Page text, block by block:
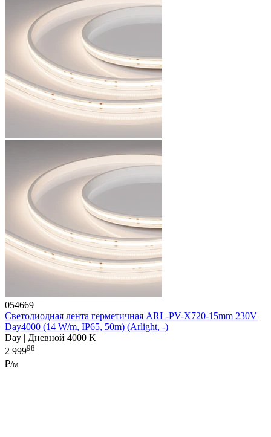
054669
Светодиодная лента герметичная ARL-PV-X720-15mm 230V
Day4000 (14 W/m, IP65, 50m) (Arlight, -)
Day | Дневной 4000 K
2 99998
₽/м